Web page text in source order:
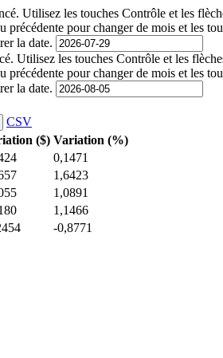
Utilisez les touches Contrôle et les
précédente pour changer de mois et les
la date.
Utilisez les touches Contrôle et les
précédente pour changer de mois et les
la date.
CSV
($) Variation (%)
0,1471
1,6423
1,0891
1,1466
-0,8771